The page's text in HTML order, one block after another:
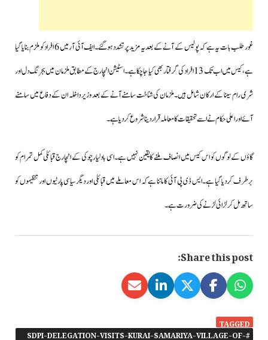
غور طلب بات یہ ہے کہ پولیس کے آنے کے بعد یہ مزید پر تشدد ہوگئے۔ایف آئی آر میں 6 افراد کو ملزم بنایا گیا
ہے،کیس میں اب تک 13 افراد کی گرفتار بھی کیا جاچکا ہے۔اسٹیشن انچارج کے مطابق ملزمان میں بجرنگ دل اور
شری رام سینا کے ارکان شامل ہیں۔ملزمان کی شناخت سامنے آنے کے بعد وزیر داخلہ ان کے دفاع میں سامنے
آئے اور اعلی حکام نے اسے تحقیقات کا معاملہ قرار دینا شروع کردیا ہے۔
گاؤں کے لوگوں کو اس کیس میں انصاف ملنے کا یقین نہیں ہے۔اسی بادلیار چوکی کے انچارج قبائلی کمل تمرام کو
برطرف کردیا گیا ہے۔ ایس ڈی پی آئی کا ماننا ہے کہ اس معاملے میں قبائلی اور دیگرسیاسی پارٹیوں اور تنظیموں کو
ساتھ مل کر لڑائی لڑنے کی ضرورت ہے۔
Share this post:
TAGGED
#SDPI-DELEGATION-VISITS-KURAI-SAMARIYA-VILLAGE-OF-